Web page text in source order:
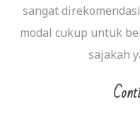
sangat
modal cukup untuk
sajakah